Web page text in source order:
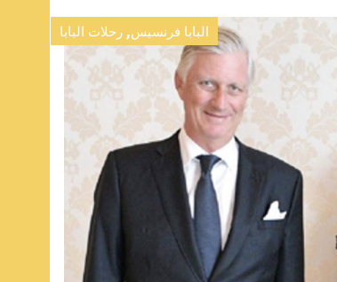
البابا فرنسيس, رحلات البابا